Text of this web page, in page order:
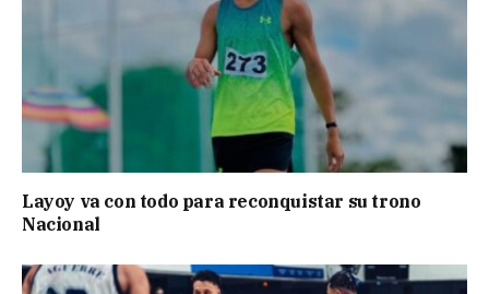
Layoy va con todo para reconquistar su trono
Nacional